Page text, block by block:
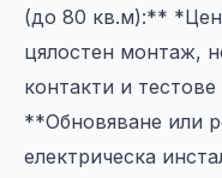
(до 80 кв.м):**
цялостен монтаж,
контакти и
**Обновяване или
електрическа